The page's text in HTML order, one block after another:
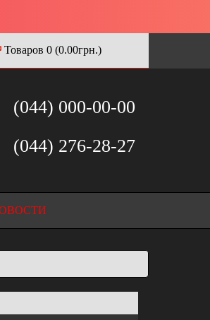
Товаров 0 (0.00грн.)
(044) 000-00-00
(044) 276-28-27